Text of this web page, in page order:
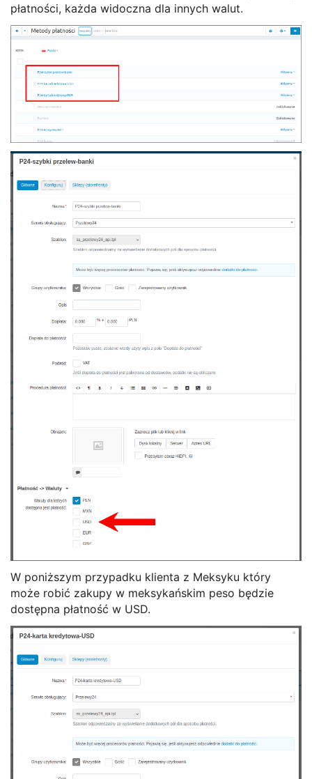
płatności, każda widoczna dla innych walut.
W poniższym przypadku klienta z Meksyku który
może robić zakupy w meksykańskim peso będzie
dostępna płatność w USD.